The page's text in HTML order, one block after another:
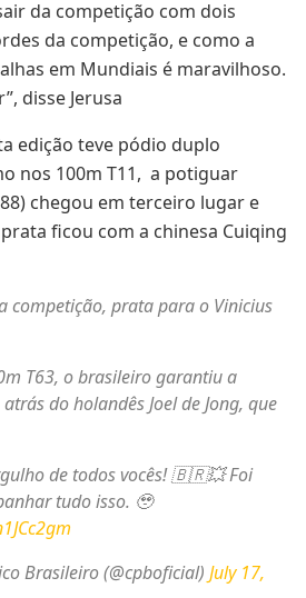
da competição com dois
da competição, e como a
em Mundiais é maravilhoso.
disse Jerusa
edição teve pódio duplo
nos 100m T11, a potiguar
chegou em terceiro lugar e
ficou com a chinesa Cuiqing
competição, prata para o Vinicius
T63, o brasileiro garantiu a
do holandês Joel de Jong, que
de todos vocês! 🇧🇷💥 Foi
tudo isso. 🥹
Brasileiro (@cpboficial) July 17,